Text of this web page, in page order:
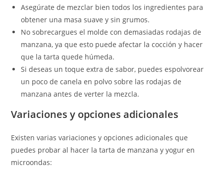
Asegúrate de mezclar bien todos los ingredientes para
obtener una masa suave y sin grumos.
No sobrecargues el molde con demasiadas rodajas de
manzana, ya que esto puede afectar la cocción y hacer
que la tarta quede húmeda.
Si deseas un toque extra de sabor, puedes espolvorear
un poco de canela en polvo sobre las rodajas de
manzana antes de verter la mezcla.
Variaciones y opciones adicionales
Existen varias variaciones y opciones adicionales que
puedes probar al hacer la tarta de manzana y yogur en
microondas: